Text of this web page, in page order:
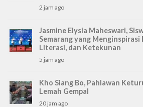
2 jam ago
Jasmine Elysia Maheswari,
Semarang yang Menginspirasi
Literasi, dan Ketekunan
5 jam ago
Kho Siang Bo, Pahlawan
Lemah Gempal
20 jam ago